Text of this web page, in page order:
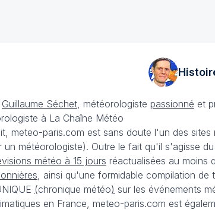
Guillaume Séchet , météorologiste passionné et
à La Chaîne Météo
meteo-paris.com est sans doute l'un des
un météorologiste). Outre le fait qu'il s'agisse
météo à 15 jours réactualisées au moins
, ainsi qu'une formidable compilation
(chronique météo) sur les événements
en France, meteo-paris.com est